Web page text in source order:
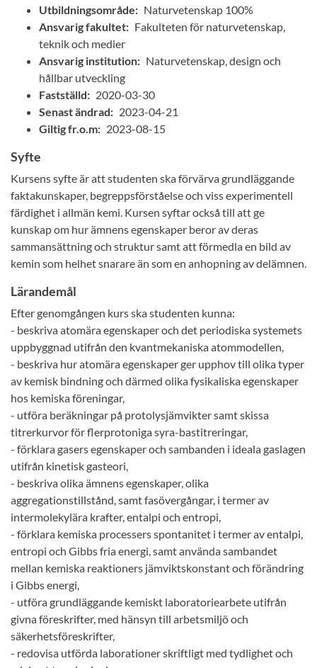
Utbildningsområde: Naturvetenskap 100%
Ansvarig fakultet: Fakulteten för naturvetenskap,
teknik och medier
Ansvarig institution: Naturvetenskap, design och
hållbar utveckling
Fastställd: 2020-03-30
Senast ändrad: 2023-04-21
Giltig fr.o.m: 2023-08-15
Syfte
Kursens syfte är att studenten ska förvärva grundläggande
faktakunskaper, begreppsförståelse och viss experimentell
färdighet i allmän kemi. Kursen syftar också till att ge
kunskap om hur ämnens egenskaper beror av deras
sammansättning och struktur samt att förmedla en bild av
kemin som helhet snarare än som en anhopning av delämnen.
Lärandemål
Efter genomgången kurs ska studenten kunna:
- beskriva atomära egenskaper och det periodiska systemets
uppbyggnad utifrån den kvantmekaniska atommodellen,
- beskriva hur atomära egenskaper ger upphov till olika typer
av kemisk bindning och därmed olika fysikaliska egenskaper
hos kemiska föreningar,
- utföra beräkningar på protolysjämvikter samt skissa
titrerkurvor för flerprotoniga syra-bastitreringar,
- förklara gasers egenskaper och sambanden i ideala gaslagen
utifrån kinetisk gasteori,
- beskriva olika ämnens egenskaper, olika
aggregationstillstånd, samt fasövergångar, i termer av
intermolekylära krafter, entalpi och entropi,
- förklara kemiska processers spontanitet i termer av entalpi,
entropi och Gibbs fria energi, samt använda sambandet
mellan kemiska reaktioners jämviktskonstant och förändring
i Gibbs energi,
- utföra grundläggande kemiskt laboratoriearbete utifrån
givna föreskrifter, med hänsyn till arbetsmiljö och
säkerhetsföreskrifter,
- redovisa utförda laborationer skriftligt med tydlighet och